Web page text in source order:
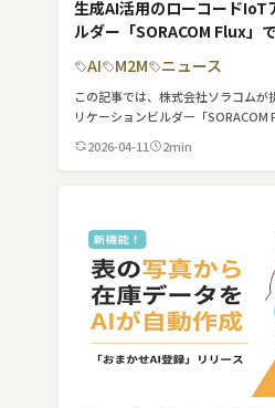
生成AI活用のローコードIoT
ルダー「SORACOM Flux
AI M2M ニュース
この記事では、株式会社ソラコム
リケーションビルダー「
ます。
2026-04-11 2min